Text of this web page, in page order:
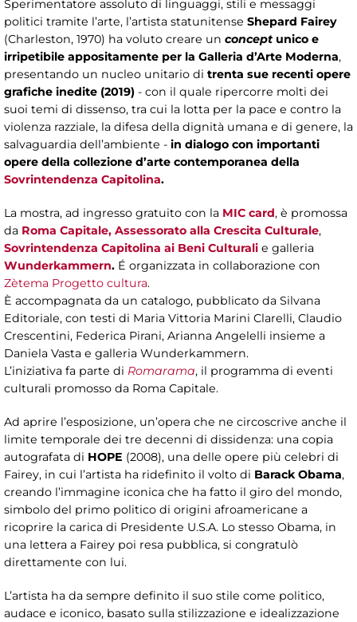
Sperimentatore assoluto di linguaggi, stili e messaggi
politici tramite l’arte, l’artista statunitense Shepard Fairey
(Charleston, 1970) ha voluto creare un concept unico e
irripetibile appositamente per la Galleria d’Arte Moderna,
presentando un nucleo unitario di trenta sue recenti opere
grafiche inedite (2019) - con il quale ripercorre molti dei
suoi temi di dissenso, tra cui la lotta per la pace e contro la
violenza razziale, la difesa della dignità umana e di genere, la
salvaguardia dell’ambiente - in dialogo con importanti
opere della collezione d’arte contemporanea della
Sovrintendenza Capitolina.
La mostra, ad ingresso gratuito con la MIC card, è promossa
da Roma Capitale, Assessorato alla Crescita Culturale,
Sovrintendenza Capitolina ai Beni Culturali e galleria
Wunderkammern. É organizzata in collaborazione con
Zètema Progetto cultura.
È accompagnata da un catalogo, pubblicato da Silvana
Editoriale, con testi di Maria Vittoria Marini Clarelli, Claudio
Crescentini, Federica Pirani, Arianna Angelelli insieme a
Daniela Vasta e galleria Wunderkammern.
L’iniziativa fa parte di Romarama, il programma di eventi
culturali promosso da Roma Capitale.
Ad aprire l’esposizione, un’opera che ne circoscrive anche il
limite temporale dei tre decenni di dissidenza: una copia
autografata di HOPE (2008), una delle opere più celebri di
Fairey, in cui l’artista ha ridefinito il volto di Barack Obama,
creando l’immagine iconica che ha fatto il giro del mondo,
simbolo del primo politico di origini afroamericane a
ricoprire la carica di Presidente U.S.A. Lo stesso Obama, in
una lettera a Fairey poi resa pubblica, si congratulò
direttamente con lui.
L’artista ha da sempre definito il suo stile come politico,
audace e iconico, basato sulla stilizzazione e idealizzazione